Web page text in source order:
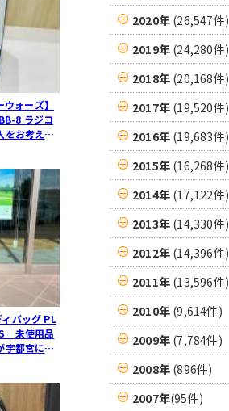
ォーズ】
8 ラジコ
をお考えの
荷案内
ィバッグ PL
｜未使用品
宇都宮に入
2020年 (26,547件)
2019年 (24,280件)
2018年 (20,168件)
2017年 (19,520件)
2016年 (19,683件)
2015年 (16,268件)
2014年 (17,122件)
2013年 (14,330件)
2012年 (14,396件)
2011年 (13,596件)
2010年 (9,614件)
2009年 (7,784件)
2008年 (896件)
2007年(95件)